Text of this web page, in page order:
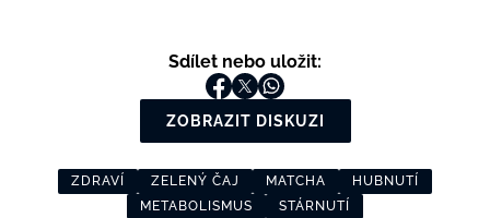
Sdílet nebo uložit:
ZOBRAZIT DISKUZI
ZDRAVÍ ZELENÝ ČAJ MATCHA
HUBNUTÍ
METABOLISMUS
STÁRNUTÍ